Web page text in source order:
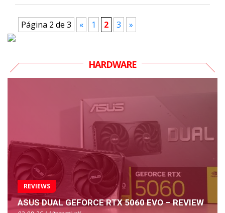
Página 2 de 3 « 1 2 3 »
HARDWARE
REVIEWS
ASUS DUAL GEFORCE RTX 5060 EVO – REVIEW